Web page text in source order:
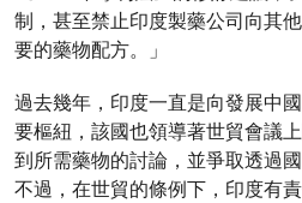
制，甚至禁止印度製藥公司向其
要的藥物配方。」
過去幾年，印度一直是向發展中
要樞紐，該國也領導著世貿會議
到所需藥物的討論，並爭取透過
不過，在世貿的條例下，印度有